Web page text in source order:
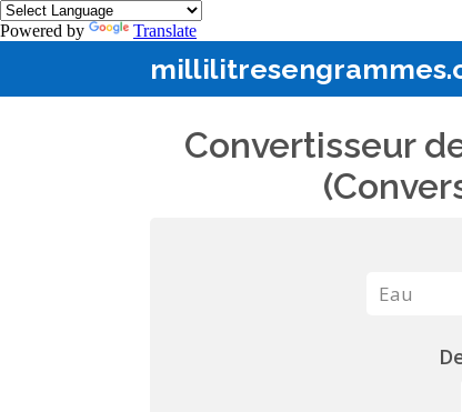
Powered by Translate
Convertisseur